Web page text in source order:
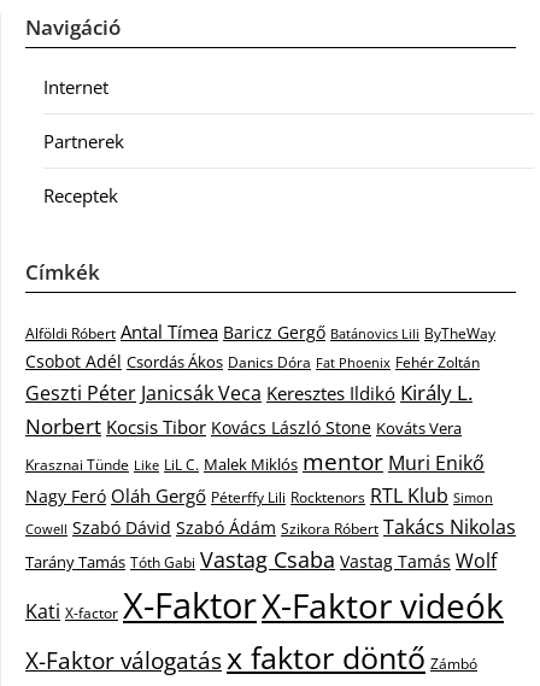
Navigáció
Internet
Partnerek
Receptek
Címkék
Alföldi Róbert Antal Tímea Baricz Gergő Batánovics Lili ByTheWay
Csobot Adél Csordás Ákos Danics Dóra Fat Phoenix Fehér Zoltán
Geszti Péter Janicsák Veca Keresztes Ildikó Király L.
Norbert Kocsis Tibor Kovács László Stone Kováts Vera
Krasznai Tünde Like LiL C. Malek Miklós mentor Muri Enikő
Nagy Feró Oláh Gergő Péterffy Lili Rocktenors RTL Klub Simon
Cowell Szabó Dávid Szabó Ádám Szikora Róbert Takács Nikolas
Tarány Tamás Tóth Gabi Vastag Csaba Vastag Tamás Wolf
Kati X-factor X-FaktorX-Faktor videók
X-Faktor válogatásx faktor döntő Zámbó